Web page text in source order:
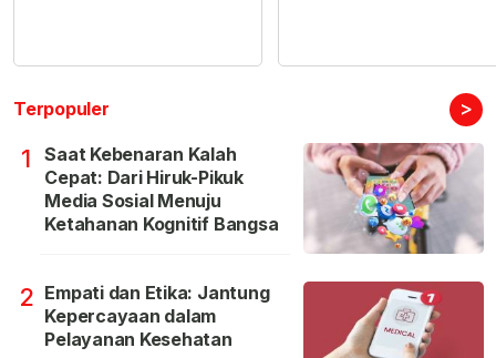
Terpopuler >
1
Saat Kebenaran Kalah
Cepat: Dari Hiruk-Pikuk
Media Sosial Menuju
Ketahanan Kognitif Bangsa
2 Empati dan Etika: Jantung
Kepercayaan dalam
Pelayanan Kesehatan